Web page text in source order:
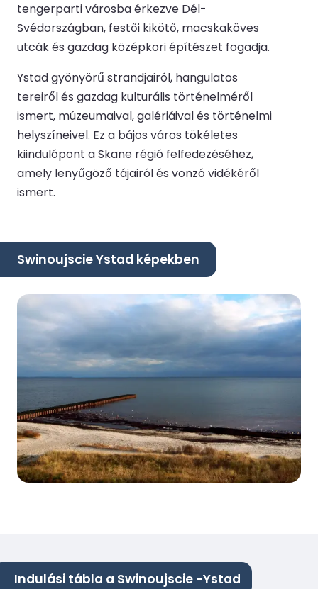
tengerparti városba érkezve Dél-
Svédországban, festői kikötő, macskaköves
utcák és gazdag középkori építészet fogadja.
Ystad gyönyörű strandjairól, hangulatos
tereiről és gazdag kulturális történelméről
ismert, múzeumaival, galériáival és történelmi
helyszíneivel. Ez a bájos város tökéletes
kiindulópont a Skane régió felfedezéséhez,
amely lenyűgöző tájairól és vonzó vidékéről
ismert.
Swinoujscie Ystad képekben
Indulási tábla a Swinoujscie -Ystad